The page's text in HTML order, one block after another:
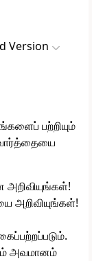
Version
பற்றியும்
அறிவியுங்கள்!
அவமானம்